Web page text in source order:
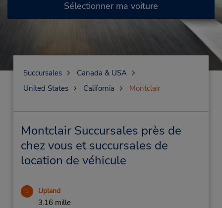
Sélectionner ma voiture
Succursales
Canada & USA
United States
California Montclair
Montclair Succursales près de
chez vous et succursales de
location de véhicule
1 Upland
3.16 mille